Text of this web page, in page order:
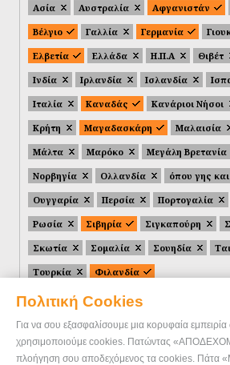
Πολιτική Cookies
Για να σου εξασφαλίσουμε μια κορυφαία
χρησιμοποιούμε cookies. Πατώντας
πλοήγηση σου αποδεχόμενος τα cookies.
Ασία
Αυστραλία Αφγανιστάν
Βέλγιο
Γαλλία Γερμανία
Ελβετία
Ελλάδα Η.Π.Α Θιβέτ
Ινδία
Ιρλανδία Ισλανδία
Ιταλία
Καναδάς Κανάριοι Νήσοι
Κρήτη
Μαγαδασκάρη Μαλαισία
Μάλτα
Μαρόκο Μεγάλη Βρετανία
Νορβηγία
Ολλανδία
όπου γης
Ουγγαρία
Περσία Πορτογαλία
Ρωσία
Σιβηρία Σιγκαπούρη
Σκωτία
Σομαλία Σουηδία
Τουρκία
Φιλανδία